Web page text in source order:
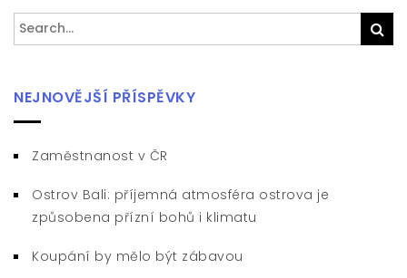
Search
for:
NEJNOVĚJŠÍ PŘÍSPĚVKY
Zaměstnanost v ČR
Ostrov Bali: příjemná atmosféra ostrova je
způsobena přízní bohů i klimatu
Koupání by mělo být zábavou